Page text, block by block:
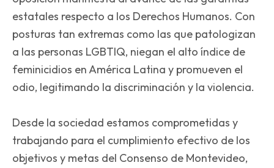
estatales respecto a los Derechos Humanos. Con
posturas tan extremas como las que patologizan
a las personas LGBTIQ, niegan el alto índice de
feminicidios en América Latina y promueven el
odio, legitimando la discriminación y la violencia.
Desde la sociedad estamos comprometidas y
trabajando para el cumplimiento efectivo de los
objetivos y metas del Consenso de Montevideo,